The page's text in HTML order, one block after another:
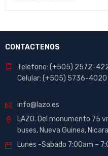
CONTACTENOS
Telefono: (+505) 2572-
Celular: (+505) 5736-4020
info@lazo.es
LAZO. Del monumento 75
buses, Nueva Guinea,
Lunes -Sabado 7:00am –